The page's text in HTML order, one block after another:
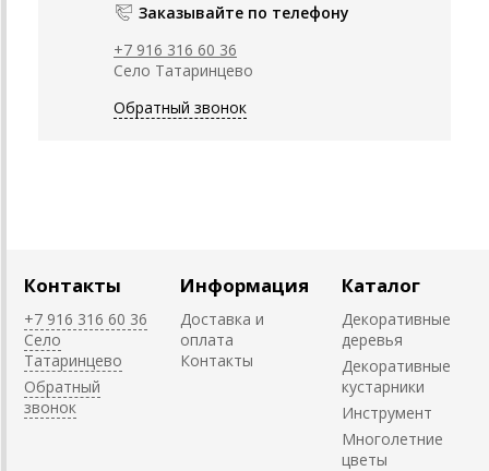
Заказывайте по телефону
+7 916 316 60 36
Село Татаринцево
Обратный звонок
Контакты
+7 916 316 60 36
Село
Татаринцево
Обратный
звонок
Информация
Доставка и
оплата
Контакты
Каталог
Декоративные
деревья
Декоративные
кустарники
Инструмент
Многолетние
цветы